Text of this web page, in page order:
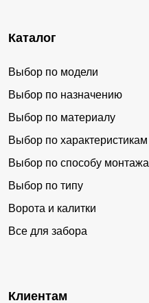
Нижние Халбы
Чёрный Мыс
Новоильиновка
Шелехово
Каталог
Выбор по модели
Выбор по назначению
Выбор по материалу
Выбор по характеристикам
Выбор по способу монтажа
Выбор по типу
Ворота и калитки
Все для забора
Клиентам